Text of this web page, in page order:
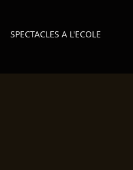
SPECTACLES A L'ECOLE